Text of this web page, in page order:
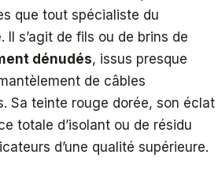
que tout spécialiste du
s’agit de fils ou de brins de
dénudés, issus presque
de câbles
Sa teinte rouge dorée, son éclat
totale d’isolant ou de résidu
d’une qualité supérieure.